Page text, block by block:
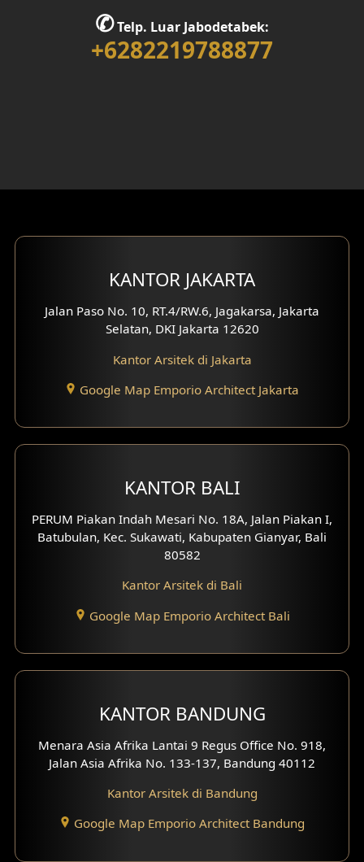
Desain Rumah 2 Lantai
Desain Rumah 3 Lantai
Eksterior Tampak Depan
Eksterior Tampak Samping
Desain Eksterior Villa
Desain Eksterior Perumahan
Desain Klinik
Desain Perumahan
Desain Interior Perumahan
Desain Interior Ruko
Desain Interior Kantor
Eksterior Tampak Hook
✆Telp. Luar Jabodetabek:
+6282219788877
KANTOR JAKARTA
Jalan Paso No. 10, RT.4/RW.6, Jagakarsa, Jakarta
Selatan, DKI Jakarta 12620
Kantor Arsitek di Jakarta
Google Map Emporio Architect Jakarta
KANTOR BALI
PERUM Piakan Indah Mesari No. 18A, Jalan Piakan I,
Batubulan, Kec. Sukawati, Kabupaten Gianyar, Bali
80582
Kantor Arsitek di Bali
Google Map Emporio Architect Bali
KANTOR BANDUNG
Menara Asia Afrika Lantai 9 Regus Office No. 918,
Jalan Asia Afrika No. 133-137, Bandung 40112
Kantor Arsitek di Bandung
Google Map Emporio Architect Bandung